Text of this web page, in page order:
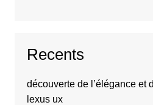
Recents
découverte de l’élégance et
lexus ux